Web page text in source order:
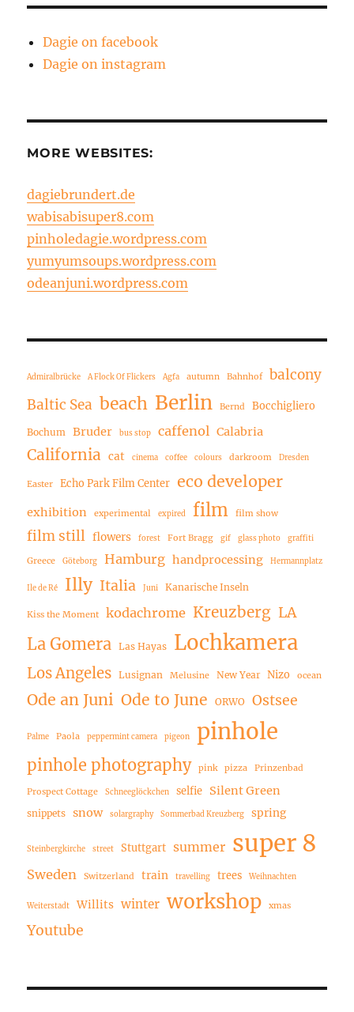
Dagie on facebook
Dagie on instagram
MORE WEBSITES:
dagiebrundert.de
wabisabisuper8.com
pinholedagie.wordpress.com
yumyumsoups.wordpress.com
odeanjuni.wordpress.com
Admiralbrücke A Flock Of Flickers Agfa autumn Bahnhof
balcony
Baltic Sea beach Berlin Bernd Bocchigliero
Bochum Bruder bus stop caffenol Calabria
California cat cinema coffee colours darkroom Dresden
Easter Echo Park Film Center eco developer
exhibition experimental expired film film show
film still flowers forest Fort Bragg gif glass photo graffiti
Greece Göteborg Hamburg handprocessing Hermannplatz
Ile de Ré Illy Italia Juni Kanarische Inseln
Kiss the Moment kodachrome Kreuzberg LA
La Gomera Las Hayas Lochkamera
Los Angeles Lusignan Melusine New Year Nizo ocean
Ode an Juni Ode to June ORWO Ostsee
Palme Paola peppermint camera pigeon pinhole
pinhole photography pink pizza Prinzenbad
Prospect Cottage Schneeglöckchen selfie Silent Green
snippets snow solargraphy Sommerbad Kreuzberg spring
Steinbergkirche street Stuttgart summer super 8
Sweden Switzerland train travelling trees Weihnachten
Weiterstadt Willits winter workshop xmas
Youtube